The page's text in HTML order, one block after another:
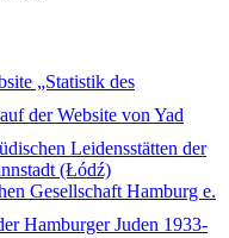
„Statistik des
der Website von Yad
Leidensstätten der
(Łódź)
Gesellschaft Hamburg e.
Hamburger Juden 1933-